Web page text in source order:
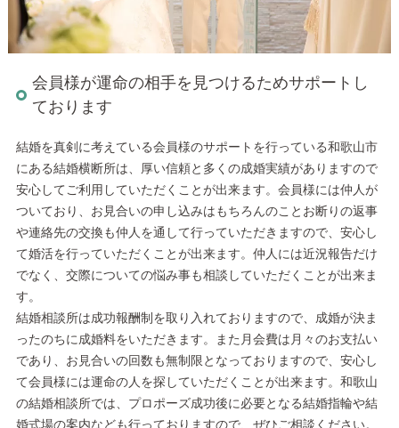
会員様が運命の相手を見つけるためサポートし
ております
結婚を真剣に考えている会員様のサポートを行っている和歌山市
にある結婚横断所は、厚い信頼と多くの成婚実績がありますので
安心してご利用していただくことが出来ます。会員様には仲人が
ついており、お見合いの申し込みはもちろんのことお断りの返事
や連絡先の交換も仲人を通して行っていただきますので、安心し
て婚活を行っていただくことが出来ます。仲人には近況報告だけ
でなく、交際についての悩み事も相談していただくことが出来ま
す。
結婚相談所は成功報酬制を取り入れておりますので、成婚が決ま
ったのちに成婚料をいただきます。また月会費は月々のお支払い
であり、お見合いの回数も無制限となっておりますので、安心し
て会員様には運命の人を探していただくことが出来ます。和歌山
の結婚相談所では、プロポーズ成功後に必要となる結婚指輪や結
婚式場の案内なども行っておりますので、ぜひご相談ください。